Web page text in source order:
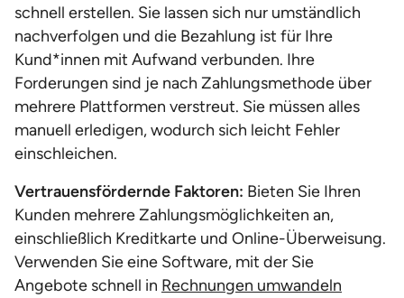
schnell erstellen. Sie lassen sich nur umständlich
nachverfolgen und die Bezahlung ist für Ihre
Kund*innen mit Aufwand verbunden. Ihre
Forderungen sind je nach Zahlungsmethode über
mehrere Plattformen verstreut. Sie müssen alles
manuell erledigen, wodurch sich leicht Fehler
einschleichen.
Vertrauensfördernde Faktoren: Bieten Sie Ihren
Kunden mehrere Zahlungsmöglichkeiten an,
einschließlich Kreditkarte und Online-Überweisung.
Verwenden Sie eine Software, mit der Sie
Angebote schnell in Rechnungen umwandeln